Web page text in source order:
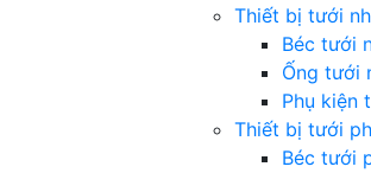
Thiết bị tưới
Béc tưới
Ống tưới
Phụ kiện
Thiết bị tưới
Béc tưới